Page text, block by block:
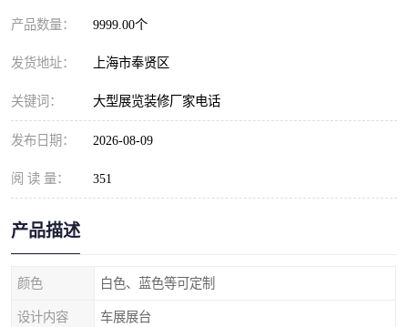
产品数量： 9999.00个
发货地址： 上海市奉贤区
关键词： 大型展览装修厂家电话
发布日期： 2026-08-09
阅 读 量： 351
产品描述
颜色 白色、蓝色等可定制
设计内容 车展展台